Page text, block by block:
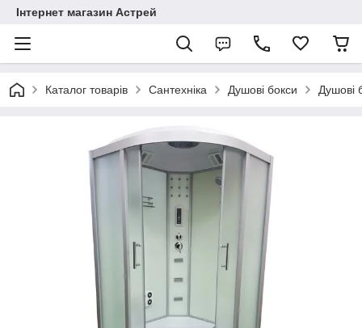
Інтернет магазин Астрей
Каталог товарів Сантехніка Душові бокси Душові